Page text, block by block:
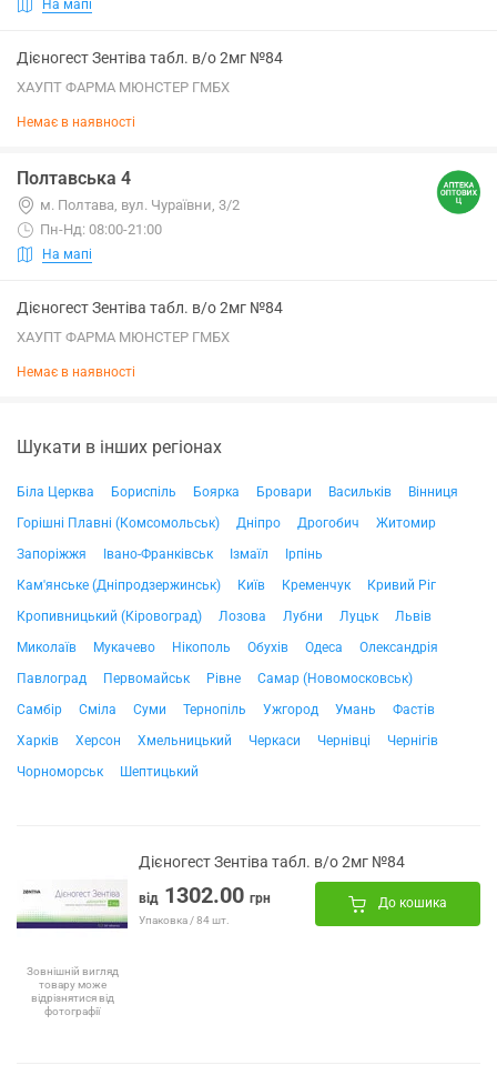
На мапі
Дієногест Зентіва табл. в/о 2мг №84
ХАУПТ ФАРМА МЮНСТЕР ГМБХ
Немає в наявності
Полтавська 4
м. Полтава, вул. Чураївни, 3/2
Пн-Нд: 08:00-21:00
На мапі
Дієногест Зентіва табл. в/о 2мг №84
ХАУПТ ФАРМА МЮНСТЕР ГМБХ
Немає в наявності
Шукати в інших регіонах
Біла Церква Бориспіль Боярка Бровари Васильків
Вінниця
Горішні Плавні (Комсомольськ)
Дніпро Дрогобич
Житомир
Запоріжжя
Івано-Франківськ Ізмаїл
Ірпінь
Кам'янське (Дніпродзержинськ)
Київ Кременчук
Кривий Ріг
Кропивницький (Кіровоград)
Лозова Лубни Луцьк
Львів
Миколаїв
Мукачево Нікополь Обухів Одеса
Олександрія
Павлоград
Первомайськ Рівне
Самар (Новомосковськ)
Самбір
Сміла Суми Тернопіль Ужгород Умань
Фастів
Харків
Херсон Хмельницький Черкаси Чернівці
Чернігів
Чорноморськ
Шептицький
Зовнішній вигляд
товару може
відрізнятися від
фотографії
Дієногест Зентіва табл. в/о 2мг №84
від 1302.00 грн
Упаковка / 84 шт.
До кошика